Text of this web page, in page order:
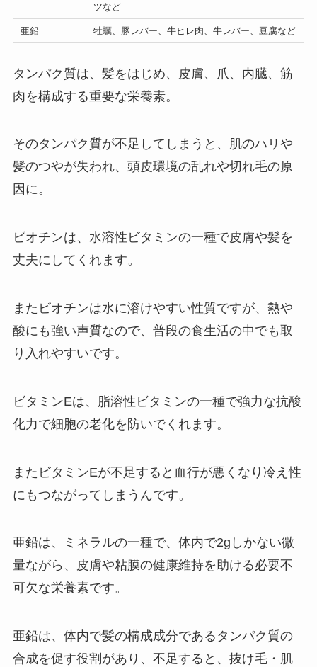
ツなど
亜鉛 牡蠣、豚レバー、牛ヒレ肉、牛レバー、豆腐など
タンパク質は、髪をはじめ、皮膚、爪、内臓、筋
肉を構成する重要な栄養素。
そのタンパク質が不足してしまうと、肌のハリや
髪のつやが失われ、頭皮環境の乱れや切れ毛の原
因に。
ビオチンは、水溶性ビタミンの一種で皮膚や髪を
丈夫にしてくれます。
またビオチンは水に溶けやすい性質ですが、熱や
酸にも強い声質なので、普段の食生活の中でも取
り入れやすいです。
ビタミンEは、脂溶性ビタミンの一種で強力な抗酸
化力で細胞の老化を防いでくれます。
またビタミンEが不足すると血行が悪くなり冷え性
にもつながってしまうんです。
亜鉛は、ミネラルの一種で、体内で2gしかない微
量ながら、皮膚や粘膜の健康維持を助ける必要不
可欠な栄養素です。
亜鉛は、体内で髪の構成成分であるタンパク質の
合成を促す役割があり、不足すると、抜け毛・肌